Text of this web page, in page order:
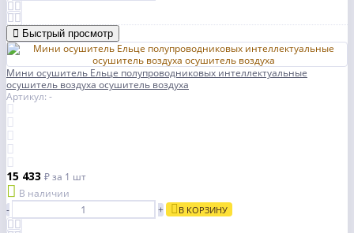
Быстрый просмотр
Мини осушитель Ельце полупроводниковых интеллектуальные
осушитель воздуха осушитель воздуха
Артикул: -
15 433 ₽за 1 шт
В наличии
-
+ В КОРЗИНУ